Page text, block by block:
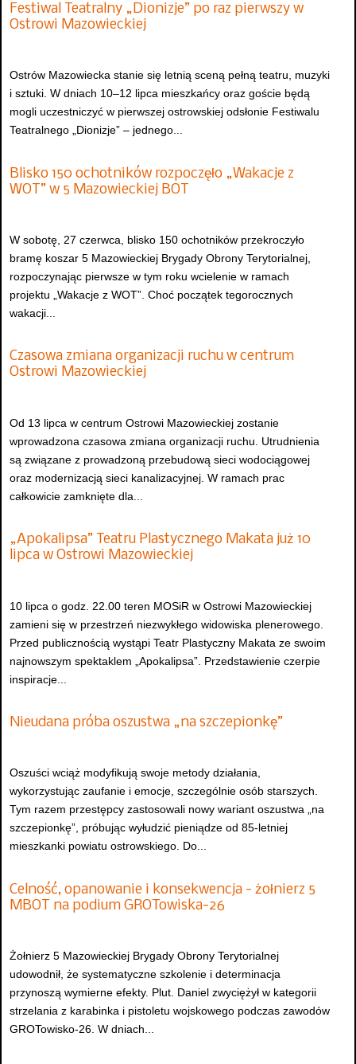
Festiwal Teatralny „Dionizje” po raz pierwszy w
Ostrowi Mazowieckiej
Ostrów Mazowiecka stanie się letnią sceną pełną teatru, muzyki
i sztuki. W dniach 10–12 lipca mieszkańcy oraz goście będą
mogli uczestniczyć w pierwszej ostrowskiej odsłonie Festiwalu
Teatralnego „Dionizje” – jednego...
Blisko 150 ochotników rozpoczęło „Wakacje z
WOT” w 5 Mazowieckiej BOT
W sobotę, 27 czerwca, blisko 150 ochotników przekroczyło
bramę koszar 5 Mazowieckiej Brygady Obrony Terytorialnej,
rozpoczynając pierwsze w tym roku wcielenie w ramach
projektu „Wakacje z WOT”. Choć początek tegorocznych
wakacji...
Czasowa zmiana organizacji ruchu w centrum
Ostrowi Mazowieckiej
Od 13 lipca w centrum Ostrowi Mazowieckiej zostanie
wprowadzona czasowa zmiana organizacji ruchu. Utrudnienia
są związane z prowadzoną przebudową sieci wodociągowej
oraz modernizacją sieci kanalizacyjnej. W ramach prac
całkowicie zamknięte dla...
„Apokalipsa” Teatru Plastycznego Makata już 10
lipca w Ostrowi Mazowieckiej
10 lipca o godz. 22.00 teren MOSiR w Ostrowi Mazowieckiej
zamieni się w przestrzeń niezwykłego widowiska plenerowego.
Przed publicznością wystąpi Teatr Plastyczny Makata ze swoim
najnowszym spektaklem „Apokalipsa”. Przedstawienie czerpie
inspiracje...
Nieudana próba oszustwa „na szczepionkę”
Oszuści wciąż modyfikują swoje metody działania,
wykorzystując zaufanie i emocje, szczególnie osób starszych.
Tym razem przestępcy zastosowali nowy wariant oszustwa „na
szczepionkę”, próbując wyłudzić pieniądze od 85-letniej
mieszkanki powiatu ostrowskiego. Do...
Celność, opanowanie i konsekwencja - żołnierz 5
MBOT na podium GROTowiska-26
Żołnierz 5 Mazowieckiej Brygady Obrony Terytorialnej
udowodnił, że systematyczne szkolenie i determinacja
przynoszą wymierne efekty. Plut. Daniel zwyciężył w kategorii
strzelania z karabinka i pistoletu wojskowego podczas zawodów
GROTowisko-26. W dniach...